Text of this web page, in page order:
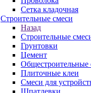
Сетка кладочная
Строительные смеси
Назад
Строительные
Грунтовки
Цемент
Общестроительные
Плиточные клеи
Смеси для
Шпатлевки